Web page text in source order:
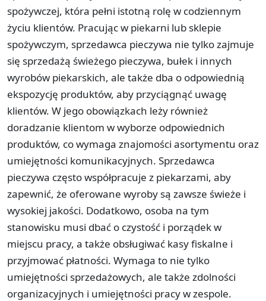
spożywczej, która pełni istotną rolę w codziennym
życiu klientów. Pracując w piekarni lub sklepie
spożywczym, sprzedawca pieczywa nie tylko zajmuje
się sprzedażą świeżego pieczywa, bułek i innych
wyrobów piekarskich, ale także dba o odpowiednią
ekspozycję produktów, aby przyciągnąć uwagę
klientów. W jego obowiązkach leży również
doradzanie klientom w wyborze odpowiednich
produktów, co wymaga znajomości asortymentu oraz
umiejętności komunikacyjnych. Sprzedawca
pieczywa często współpracuje z piekarzami, aby
zapewnić, że oferowane wyroby są zawsze świeże i
wysokiej jakości. Dodatkowo, osoba na tym
stanowisku musi dbać o czystość i porządek w
miejscu pracy, a także obsługiwać kasy fiskalne i
przyjmować płatności. Wymaga to nie tylko
umiejętności sprzedażowych, ale także zdolności
organizacyjnych i umiejętności pracy w zespole.